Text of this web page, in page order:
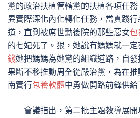
黨的政治扶植管轄黨的扶植各項任
異實際深化內化轉化任務，當真踐
道，直到被席世勳後院的那些惡女包
的七妃死了。狠，她說有媽媽就一定
錢她把媽媽為她黨的組織道路，自發
果斷不移推動周全從嚴治黨，為在
南實行包養軟體中勇做開路前鋒供給
會議指出，第二批主題教導展